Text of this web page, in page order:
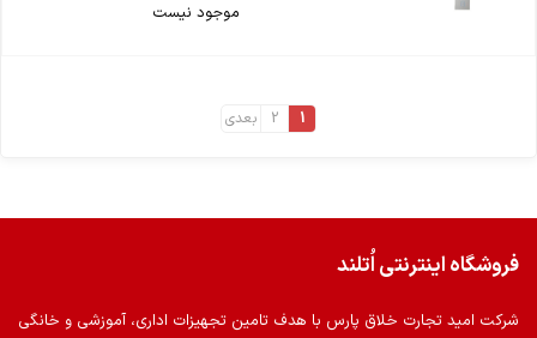
موجود نیست
1
2 بعدی
فروشگاه اینترنتی اُتلند
شرکت امید تجارت خلاق پارس با هدف تامین تجهیزات اداری، آموزشی و خانگی